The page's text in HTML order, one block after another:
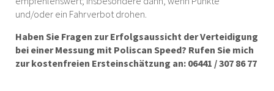
und/oder ein Fahrverbot drohen.
Haben Sie Fragen zur Erfolgsaussicht der Verteidigung
bei einer Messung mit Poliscan Speed? Rufen Sie mich
zur kostenfreien Ersteinschätzung an: 06441 / 307 86 77